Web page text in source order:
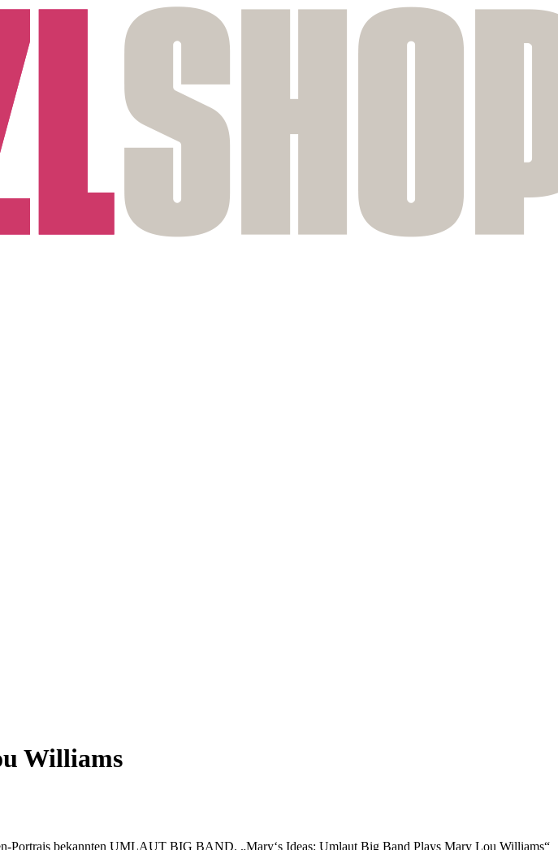
Williams
bekannten UMLAUT BIG BAND. „Mary‘s Ideas: Umlaut Big Band Plays Mary Lou Williams“